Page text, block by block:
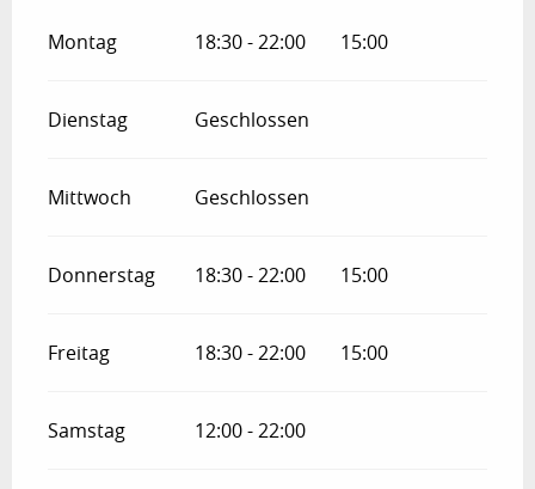
Montag 18:30 - 22:00 15:00
Dienstag Geschlossen
Mittwoch Geschlossen
Donnerstag 18:30 - 22:00 15:00
Freitag 18:30 - 22:00 15:00
Samstag 12:00 - 22:00